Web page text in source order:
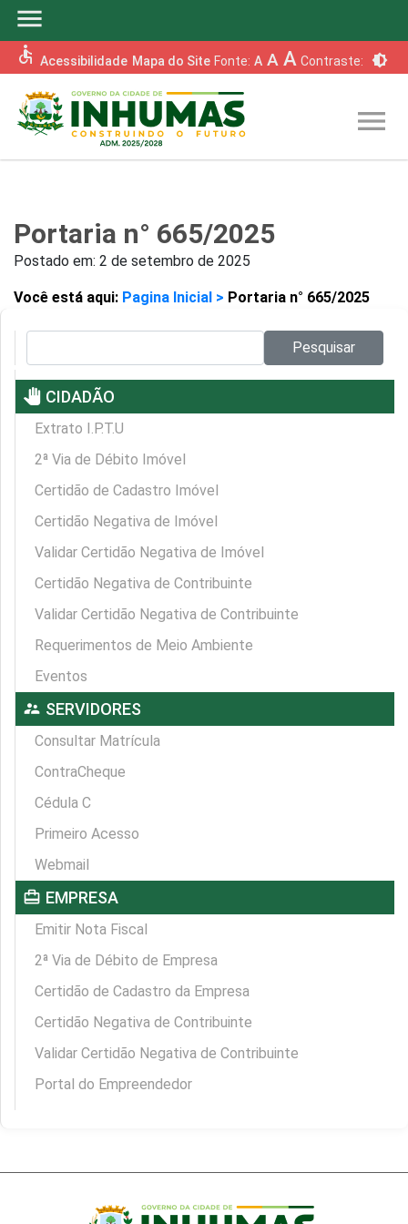
menu
accessible Acessibilidade Mapa do Site Fonte: A A A Contraste: brightness_6
menu
Portaria n° 665/2025
Postado em: 2 de setembro de 2025
Você está aqui: Pagina Inicial > Portaria n° 665/2025
Pesquisar
pan_tool CIDADÃO
Extrato I.P.T.U
2ª Via de Débito Imóvel
Certidão de Cadastro Imóvel
Certidão Negativa de Imóvel
Validar Certidão Negativa de Imóvel
Certidão Negativa de Contribuinte
Validar Certidão Negativa de Contribuinte
Requerimentos de Meio Ambiente
Eventos
supervisor_account SERVIDORES
Consultar Matrícula
ContraCheque
Cédula C
Primeiro Acesso
Webmail
card_travel EMPRESA
Emitir Nota Fiscal
2ª Via de Débito de Empresa
Certidão de Cadastro da Empresa
Certidão Negativa de Contribuinte
Validar Certidão Negativa de Contribuinte
Portal do Empreendedor